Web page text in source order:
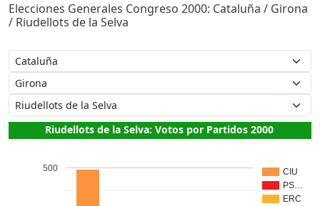
Elecciones Generales Congreso 2000: Cataluña / Girona
/ Riudellots de la Selva
Riudellots de la Selva: Votos por Partidos 2000
CIU
PS…
ERC
500